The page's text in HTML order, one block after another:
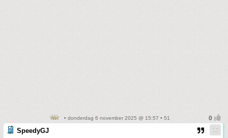
• donderdag 6 november 2025 @ 15:57 • 51
SpeedyGJ